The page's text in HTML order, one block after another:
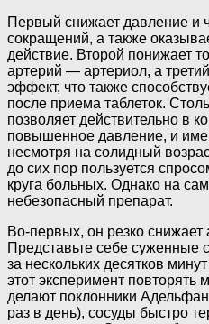
Первый снижает давление и
сокращений, а также
действие. Второй понижает
артерий — артериол, а
эффект, что также
после приема таблеток.
позволяет действительно в
повышенное давление, и
несмотря на солидный
до сих пор пользуется
круга больных. Однако на
небезопасный препарат.
Во-первых, он резко
Представьте себе суженные
за нескольких десятков
этот эксперимент повторять
делают поклонники
раз в день), сосуды быстро